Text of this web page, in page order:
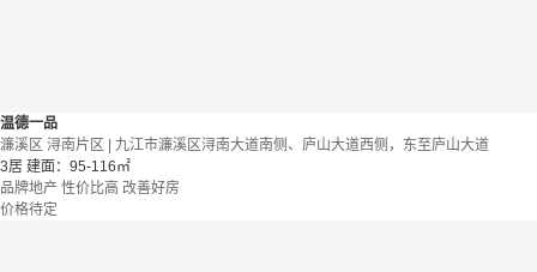
温德一品
濂溪区 浔南片区 | 九江市濂溪区浔南大道南侧、庐山大道西侧，东至庐山大道
3居 建面：95-116㎡
品牌地产 性价比高 改善好房
价格待定